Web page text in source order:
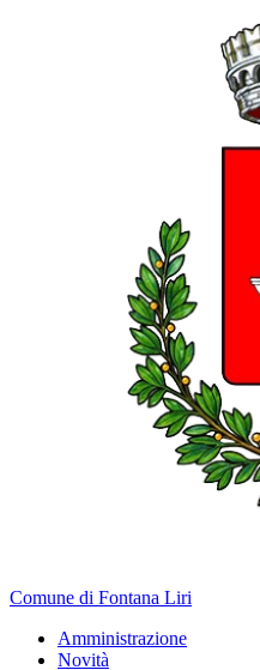
Comune di Fontana Liri
Amministrazione
Novità